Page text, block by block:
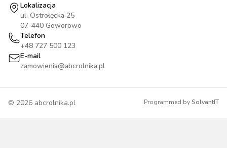
Lokalizacja
ul. Ostrołęcka 25
07-440 Goworowo
Telefon
+48 727 500 123
E-mail
zamowienia@abcrolnika.pl
© 2026 abcrolnika.pl Programmed bySolvantIT